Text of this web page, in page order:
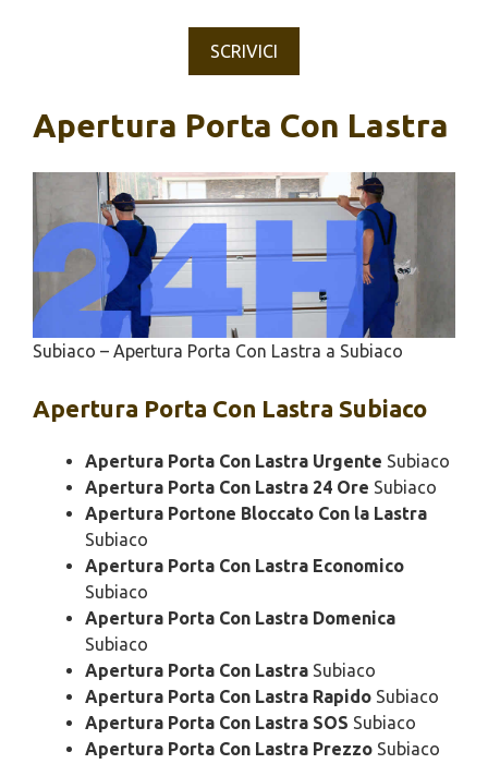
SCRIVICI
Apertura Porta Con Lastra
Subiaco – Apertura Porta Con Lastra a Subiaco
Apertura Porta Con Lastra Subiaco
Apertura Porta Con Lastra Urgente Subiaco
Apertura Porta Con Lastra 24 Ore Subiaco
Apertura Portone Bloccato Con la Lastra
Subiaco
Apertura Porta Con Lastra Economico
Subiaco
Apertura Porta Con Lastra Domenica
Subiaco
Apertura Porta Con Lastra Subiaco
Apertura Porta Con Lastra Rapido Subiaco
Apertura Porta Con Lastra SOS Subiaco
Apertura Porta Con Lastra Prezzo Subiaco